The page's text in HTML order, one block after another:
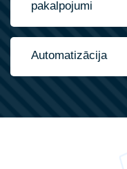
pakalpojumi
Automatizācija